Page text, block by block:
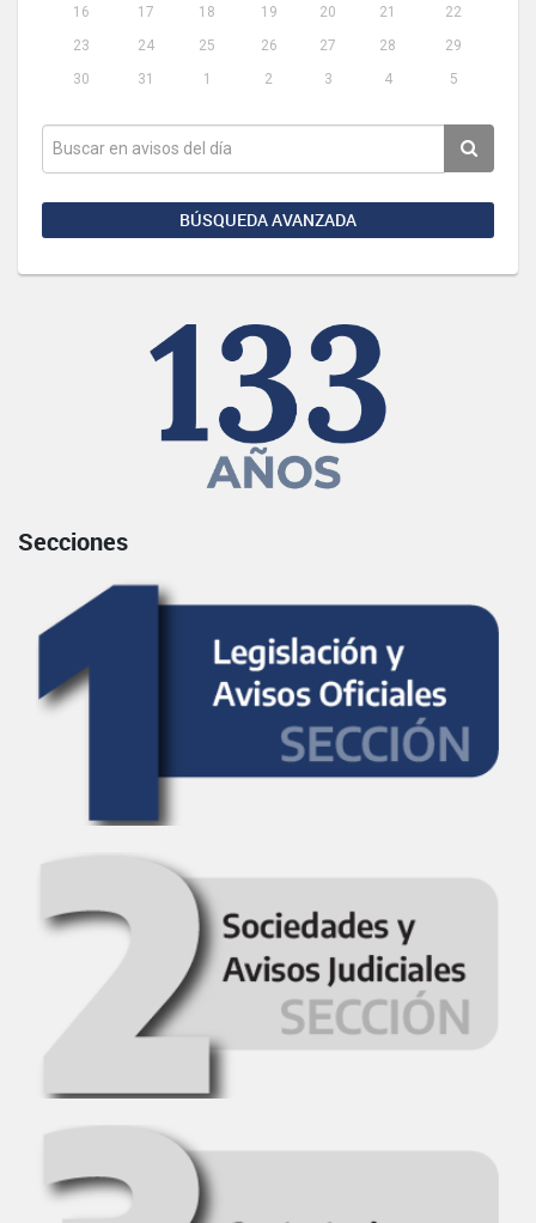
16
17 18 19 20 21
22
23
24 25 26 27 28
29
30
31 1 2 3 4 5
BÚSQUEDA AVANZADA
Secciones